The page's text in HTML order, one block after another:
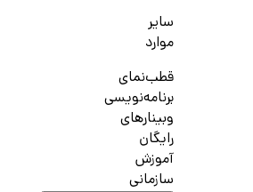
سایر
موارد
قطب‌نمای
برنامه‌نویسی
وبینارهای
رایگان
آموزش
سازمانی